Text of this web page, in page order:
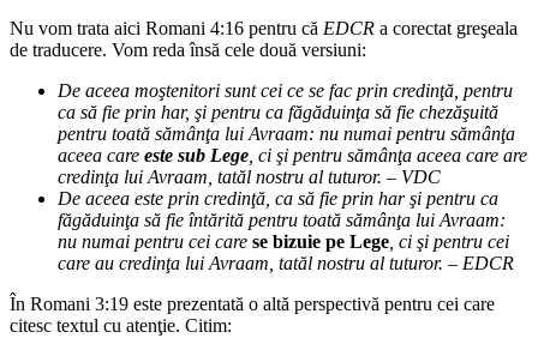
Nu vom trata aici Romani 4:16 pentru că EDCR a corectat greşeala
de traducere. Vom reda însă cele două versiuni:
De aceea moştenitori sunt cei ce se fac prin credinţă, pentru
ca să fie prin har, şi pentru ca făgăduinţa să fie chezăşuită
pentru toată sămânţa lui Avraam: nu numai pentru sămânţa
aceea care este sub Lege, ci şi pentru sămânţa aceea care are
credinţa lui Avraam, tatăl nostru al tuturor. – VDC
De aceea este prin credinţă, ca să fie prin har şi pentru ca
făgăduinţa să fie întărită pentru toată sămânţa lui Avraam:
nu numai pentru cei care se bizuie pe Lege, ci şi pentru cei
care au credinţa lui Avraam, tatăl nostru al tuturor. – EDCR
În Romani 3:19 este prezentată o altă perspectivă pentru cei care
citesc textul cu atenţie. Citim: